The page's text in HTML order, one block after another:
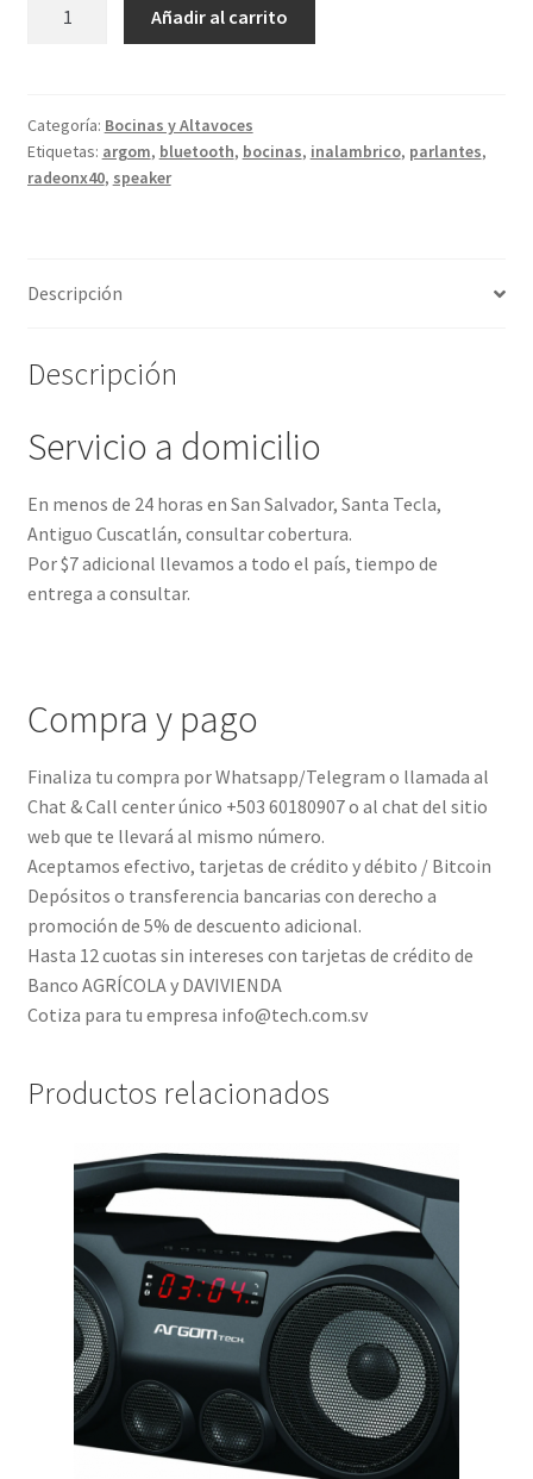
INALÁMBRICO
BT
cantidad
Añadir al carrito
Categoría: Bocinas y Altavoces
Etiquetas: argom, bluetooth, bocinas, inalambrico, parlantes,
radeonx40, speaker
Descripción
Descripción
Servicio a domicilio
En menos de 24 horas en San Salvador, Santa Tecla,
Antiguo Cuscatlán, consultar cobertura.
Por $7 adicional llevamos a todo el país, tiempo de
entrega a consultar.
Compra y pago
Finaliza tu compra por Whatsapp/Telegram o llamada al
Chat & Call center único +503 60180907 o al chat del sitio
web que te llevará al mismo número.
Aceptamos efectivo, tarjetas de crédito y débito / Bitcoin
Depósitos o transferencia bancarias con derecho a
promoción de 5% de descuento adicional.
Hasta 12 cuotas sin intereses con tarjetas de crédito de
Banco AGRÍCOLA y DAVIVIENDA
Cotiza para tu empresa info@tech.com.sv
Productos relacionados